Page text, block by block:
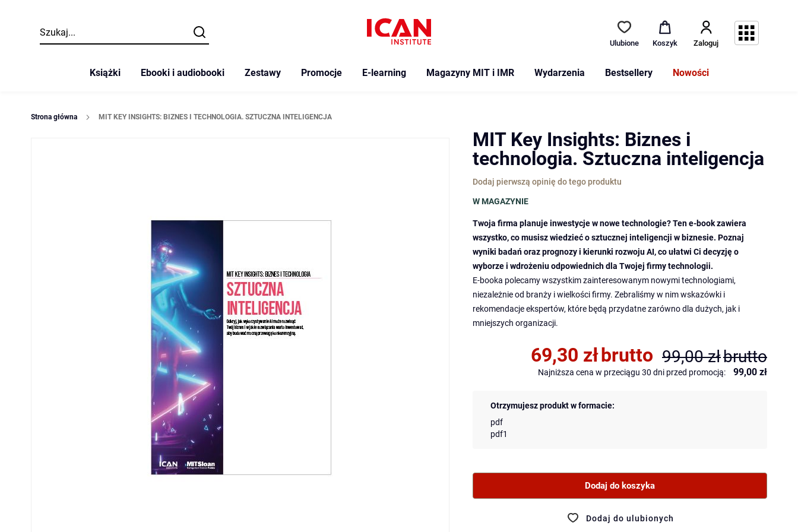
Szukaj Szukaj Ulubione Koszyk Zaloguj
Książki Ebooki i audiobooki Zestawy Promocje E-learning Magazyny MIT i IMR Wydarzenia Bestsellery Nowości
Strona główna MIT KEY INSIGHTS: BIZNES I TECHNOLOGIA. SZTUCZNA INTELIGENCJA
MIT Key Insights: Biznes i
technologia. Sztuczna inteligencja
Dodaj pierwszą opinię do tego produktu
W MAGAZYNIE
Twoja firma planuje inwestycje w nowe technologie? Ten e-book zawiera
wszystko, co musisz wiedzieć o sztucznej inteligencji w biznesie. Poznaj
wyniki badań oraz prognozy i kierunki rozwoju AI, co ułatwi Ci decyzję o
wyborze i wdrożeniu odpowiednich dla Twojej firmy technologii.
E-booka polecamy wszystkim zainteresowanym nowymi technologiami,
niezależnie od branży i wielkości firmy. Zebraliśmy w nim wskazówki i
rekomendacje ekspertów, które będą przydatne zarówno dla dużych, jak i
mniejszych organizacji.
69,30 złbrutto 99,00 złbrutto
Najniższa cena w przeciągu 30 dni przed promocją: 99,00 zł
formacie:
Otrzymujesz produkt w formacie:
pdf
pdf1
Dodaj do koszyka
Dodaj do ulubionych